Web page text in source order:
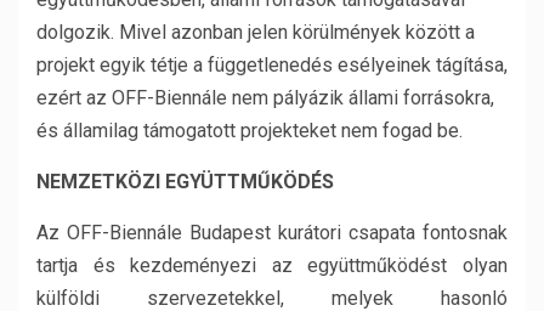
dolgozik. Mivel azonban jelen körülmények között a
projekt egyik tétje a függetlenedés esélyeinek tágítása,
ezért az OFF-Biennále nem pályázik állami forrásokra,
és államilag támogatott projekteket nem fogad be.
NEMZETKÖZI EGYÜTTMŰKÖDÉS
Az OFF-Biennále Budapest kurátori csapata fontosnak
tartja és kezdeményezi az együttműködést olyan
külföldi szervezetekkel, melyek hasonló